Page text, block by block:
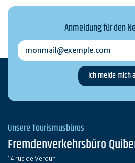
Anmeldung für den
monmail@exemple.com
Unsere Tourismusbüros
Fremdenverkehrsbüro
14 rue de Verdun